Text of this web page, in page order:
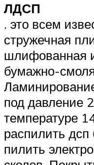
ЛДСП
. это всем
стружечная
шлифованная
бумажно-
под давление
температуре
распилить дсп
пилить